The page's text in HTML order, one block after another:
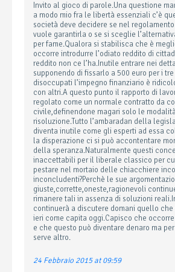
Invito al gioco di parole.Una questione
a modo mio fra le libertà essenziali c’è
società deve decidere se nel
vuole garantirla o se si sceglie
per fame.Qualora si stabilisca che è
occorre introdurre l’odiato reddito di
reddito non ce l’ha.Inutile entrare nei
supponendo di fissarlo a 500 euro per i
disoccupati l’impegno finanziario è
con altri.A questo punto il rapporto di
regolato come un normale contratto da
civile,definendone magari solo le
risoluzione.Tutto l’ambaradan della
diventa inutile come gli esperti ad essa
la disperazione ci si può accontentare
della speranza.Naturalmente questi
inaccettabili per il liberale classico per
pestare nel mortaio delle chiacchiere
inconcludenti?Perchè le sue
giuste,corrette,oneste,ragionevoli
rimanere tali in assenza di soluzioni
continuerà a discutere domani quello che
ieri come capita oggi.Capisco che
e che questo può diventare denaro ma
serve altro.
24 Febbraio 2015 at 09:59